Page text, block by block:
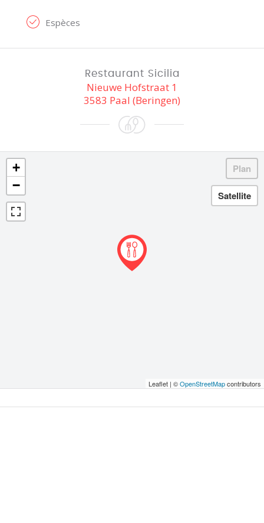
Espèces
Restaurant Sicilia
Nieuwe Hofstraat 1
3583 Paal (Beringen)
+
−
Leaflet | ©OpenStreetMapcontributors